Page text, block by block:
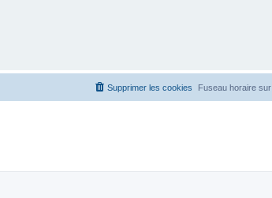
Fuseau horaire sur
Supprimer les cookies